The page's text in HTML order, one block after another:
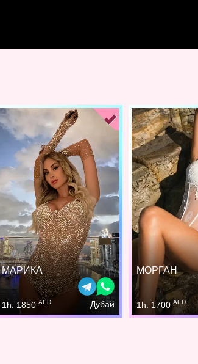
МАРИКА
1h: 1850AED Дубай
МОРГАН
1h: 1700 AED